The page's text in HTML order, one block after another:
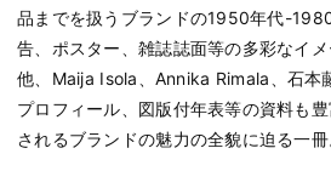
品までを扱うブランドの1950年代-
告、ポスター、雑誌誌面等の多彩なイ
他、Maija Isola、Annika Rimala、石本
プロフィール、図版付年表等の資料も
されるブランドの魅力の全貌に迫る一冊